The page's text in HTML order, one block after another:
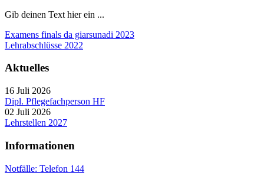
Gib deinen Text hier ein ...
Examens finals da giarsunadi 2023
Lehrabschlüsse 2022
Aktuelles
16 Juli 2026
Dipl. Pflegefachperson HF
02 Juli 2026
Lehrstellen 2027
Informationen
Notfälle: Telefon 144